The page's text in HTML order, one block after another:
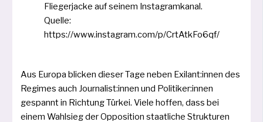
Fliegerjacke auf sei­nem Instagramkanal.
Quelle:
https://www.instagram.com/p/CrtAtkFo6qf/
Aus Europa bli­cken die­ser Tage neben Exilant:innen des
Regimes auch Journalist:innen und Politiker:innen
gespannt in Richtung Türkei. Viele hof­fen, dass bei
einem Wahlsieg der Opposition staat­li­che Strukturen